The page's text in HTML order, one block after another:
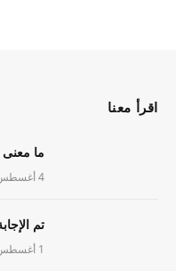
اقرأ معنا
ما
4 أغسطس، 2026
تم
1 أغسطس، 2026